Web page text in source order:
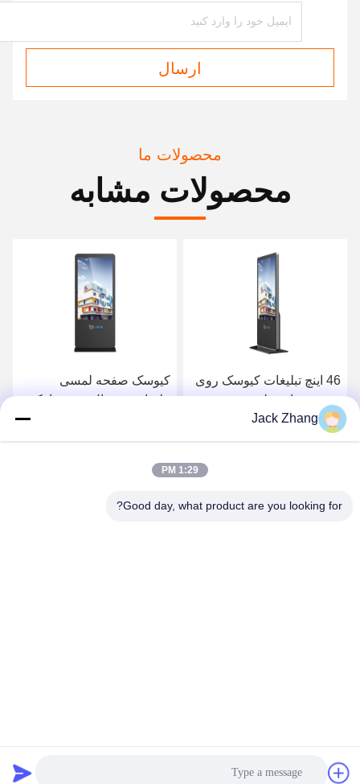
ارسال
محصولات ما
محصولات مشابه
46 اینچ تبلیغات کیوسک روی
صفحه نمایش لمسی در
فضای باز / سلف سرویس
کیوسک اطلاعات تعاملی
بهترین قیمت را دریافت کنید
کیوسک صفحه لمسی
تبلیغات دیجیتال سوپرمارکت
بهترین قیمت را دریافت کنید
چین کیفیت خوب ایستگاه پرداخت پارکینگ تامین کننده. حق چاپ © 2014-2026
Shenzhen Lean Kiosk Systems Co., Ltd. . تمامی حقوق محفوظ است.
Jack Zhang
1:29 PM
Good day, what product are you looking for?